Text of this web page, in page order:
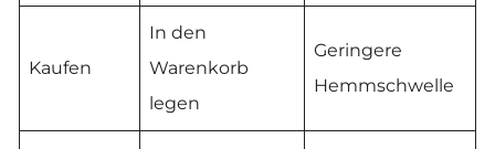
Kaufen
In den
Warenkorb
legen
Geringere
Hemmschwelle